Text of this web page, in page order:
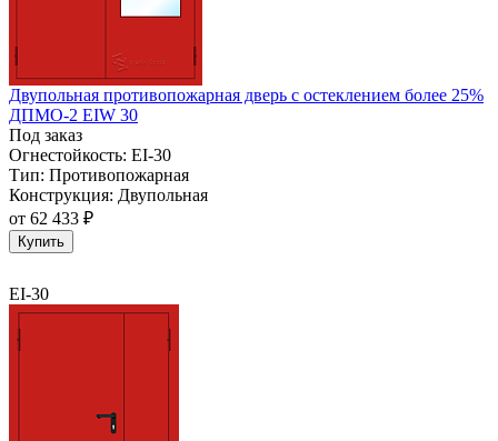
Двупольная противопожарная дверь с остеклением более 25%
ДПМО-2 EIW 30
Под заказ
Огнестойкость: EI-30
Тип: Противопожарная
Конструкция: Двупольная
от 62 433 ₽
Купить
EI-30